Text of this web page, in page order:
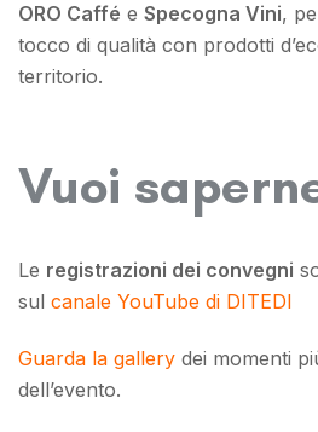
ORO Caffé e Specogna Vini,
tocco di qualità con prodotti
territorio.
Vuoi
Le registrazioni dei convegni
sul canale YouTube di DITEDI
Guarda la gallery dei momenti
dell’evento.